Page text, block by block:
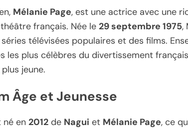
Mélanie Page, est une actrice avec une
français. Née le 29 septembre 1975,
télévisées populaires et des films.
les plus célèbres du divertissement
jeune.
Âge et Jeunesse
né en 2012 de Nagui et Mélanie Page, ce